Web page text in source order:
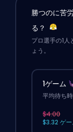
勝つのに苦
る？
プロ選手の1
ょう。
1ゲーム
平均待ち
$4.00
$3.32 ゲー